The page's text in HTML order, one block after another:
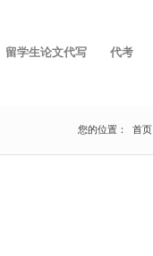
留学生论文代写 代考
您的位置： 首页